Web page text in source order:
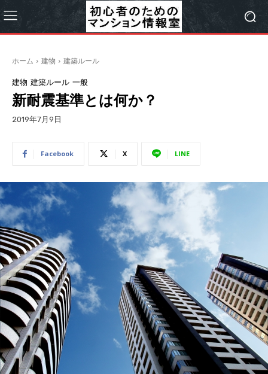
ホーム 建物 建築ルール
建物 建築ルール 一般
新耐震基準とは何か？
2019年7月9日
Facebook X LINE